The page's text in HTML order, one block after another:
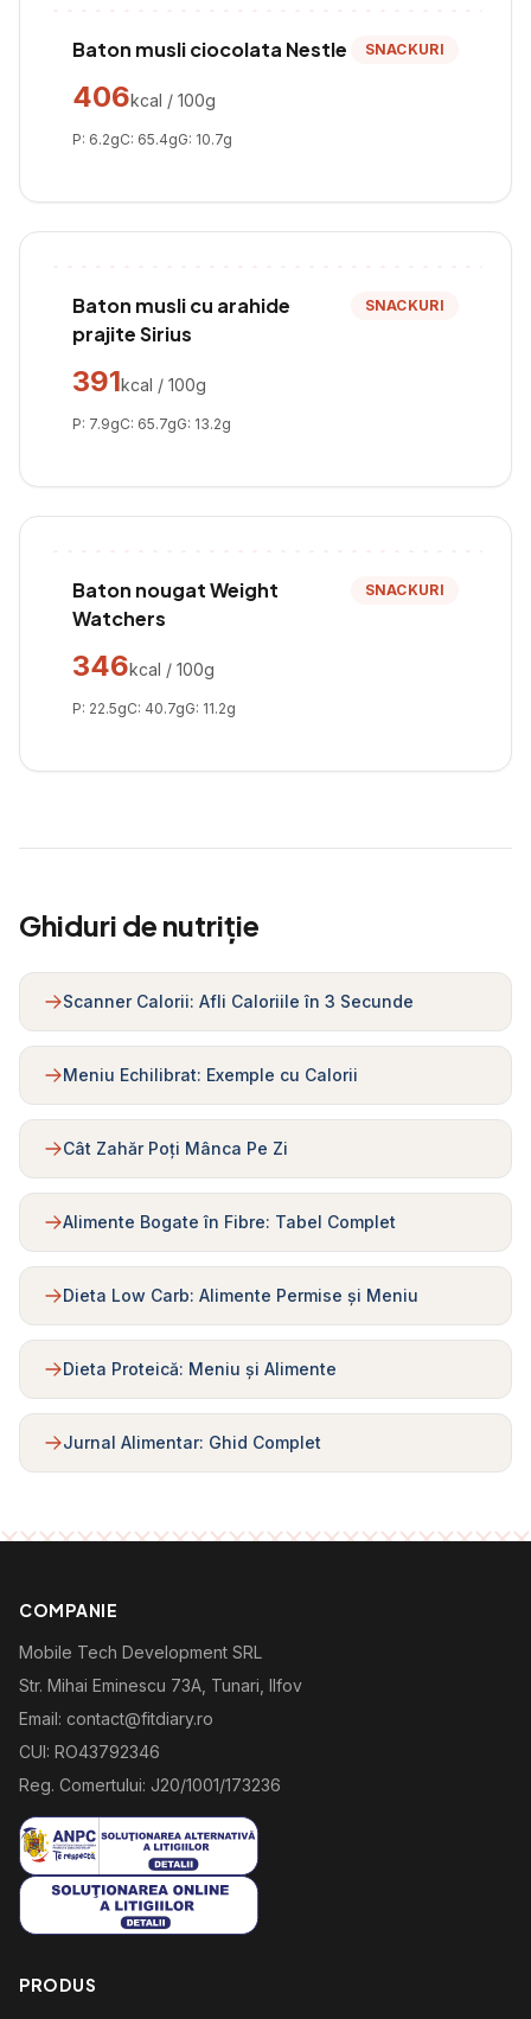
Baton musli ciocolata Nestle SNACKURI
406kcal / 100g
P: 6.2gC: 65.4gG: 10.7g
Baton musli cu arahide
prajite Sirius
SNACKURI
391kcal / 100g
P: 7.9gC: 65.7gG: 13.2g
Baton nougat Weight
Watchers
SNACKURI
346kcal / 100g
P: 22.5gC: 40.7gG: 11.2g
Ghiduri de nutriție
Scanner Calorii: Afli Caloriile în 3 Secunde
Meniu Echilibrat: Exemple cu Calorii
Cât Zahăr Poți Mânca Pe Zi
Alimente Bogate în Fibre: Tabel Complet
Dieta Low Carb: Alimente Permise și Meniu
Dieta Proteică: Meniu și Alimente
Jurnal Alimentar: Ghid Complet
COMPANIE
Mobile Tech Development SRL
Str. Mihai Eminescu 73A, Tunari, Ilfov
Email: contact@fitdiary.ro
CUI: RO43792346
Reg. Comertului: J20/1001/173236
PRODUS